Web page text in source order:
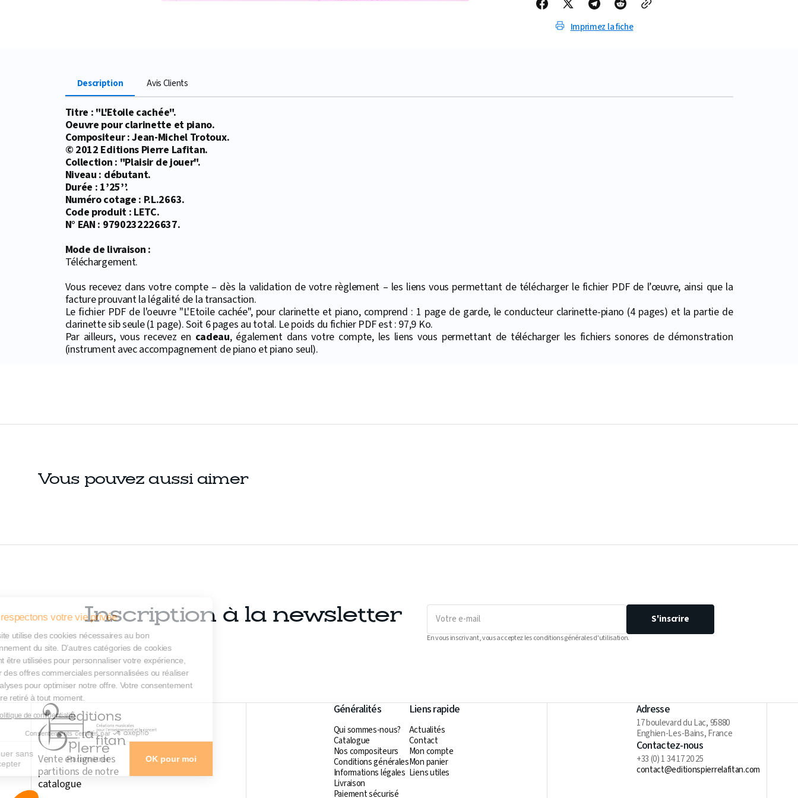
Nous respectons votre vie privée
Notre site utilise des cookies nécessaires au bon
fonctionnement du site. D’autres catégories de cookies
peuvent être utilisées pour personnaliser votre expérience,
diffuser des offres commerciales personnalisées ou réaliser
des analyses pour optimiser notre offre. Votre consentement
peut être retiré à tout moment.
Lire la politique de confidentialité
Consentements certifiés par
Continuer sans
accepter
Paramétrer OK pour moi
Axeptio consent
Plateforme de Gestion du Consentement : Personnalisez vos Options
Imprimez la fiche
Description Avis Clients
Titre : "L'Etoile cachée".
Oeuvre pour clarinette et piano.
Compositeur : Jean-Michel Trotoux.
© 2012 Editions Pierre Lafitan.
Collection : "Plaisir de jouer".
Niveau : débutant.
Durée : 1’25’’.
Numéro cotage : P.L.2663.
Code produit : LETC.
N° EAN : 9790232226637.
Mode de livraison :
Téléchargement.
Vous recevez dans votre compte – dès la validation de votre règlement – les liens vous permettant de télécharger le fichier PDF de l’œuvre, ainsi que la
facture prouvant la légalité de la transaction.
Le fichier PDF de l'oeuvre "L'Etoile cachée", pour clarinette et piano, comprend : 1 page de garde, le conducteur clarinette-piano (4 pages) et la partie de
clarinette sib seule (1 page). Soit 6 pages au total. Le poids du fichier PDF est : 97,9 Ko.
Par ailleurs, vous recevez en cadeau, également dans votre compte, les liens vous permettant de télécharger les fichiers sonores de démonstration
(instrument avec accompagnement de piano et piano seul).
Vous pouvez aussi aimer
Inscription à la newsletter
Votre
mail
S'inscrire
En vous inscrivant, vous acceptez les conditions générales d'utilisation.
Vente en ligne des
partitions de notre
catalogue
Généralités
Qui sommes-nous?
Catalogue
Nos compositeurs
Conditions générales
Informations légales
Livraison
Paiement sécurisé
Liens rapide
Actualités
Contact
Mon compte
Mon panier
Liens utiles
Adresse
17 boulevard du Lac, 95880
Enghien-Les-Bains, France
Contactez-nous
+33 (0) 1 34 17 20 25
contact@editionspierrelafitan.com